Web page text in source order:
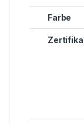
Farbe